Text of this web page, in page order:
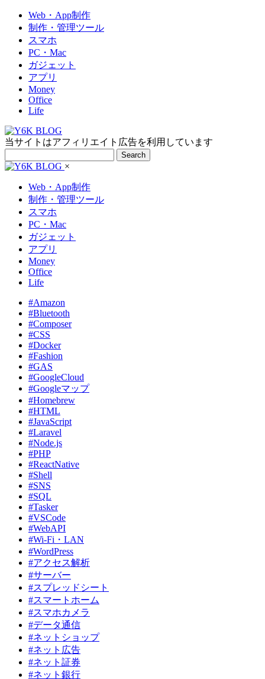
Web・App制作
制作・管理ツール
スマホ
PC・Mac
ガジェット
アプリ
Money
Office
Life
当サイトはアフィリエイト広告を利用しています
Search
×
Web・App制作
制作・管理ツール
スマホ
PC・Mac
ガジェット
アプリ
Money
Office
Life
#Amazon
#Bluetooth
#Composer
#CSS
#Docker
#Fashion
#GAS
#GoogleCloud
#Googleマップ
#Homebrew
#HTML
#JavaScript
#Laravel
#Node.js
#PHP
#ReactNative
#Shell
#SNS
#SQL
#Tasker
#VSCode
#WebAPI
#Wi-Fi・LAN
#WordPress
#アクセス解析
#サーバー
#スプレッドシート
#スマートホーム
#スマホカメラ
#データ通信
#ネットショップ
#ネット広告
#ネット証券
#ネット銀行